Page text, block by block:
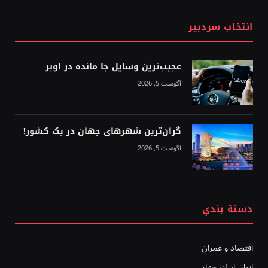
انتخاب سردبیر
عجیب‌ترین وسایل جا مانده در اوبر
آگوست 5, 2026
گران‌ترین شهرهای جهان در یک کشور!
آگوست 5, 2026
دستة بندي
اقتصاد و عمران